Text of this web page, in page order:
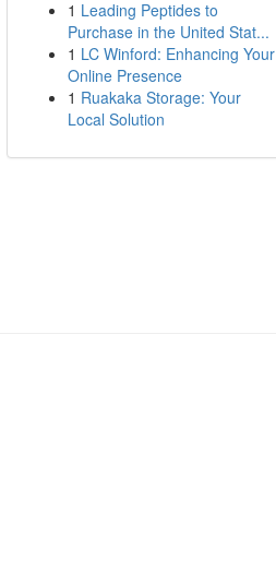
1 Leading Peptides to
Purchase in the United Stat...
1 LC Winford: Enhancing Your
Online Presence
1 Ruakaka Storage: Your
Local Solution